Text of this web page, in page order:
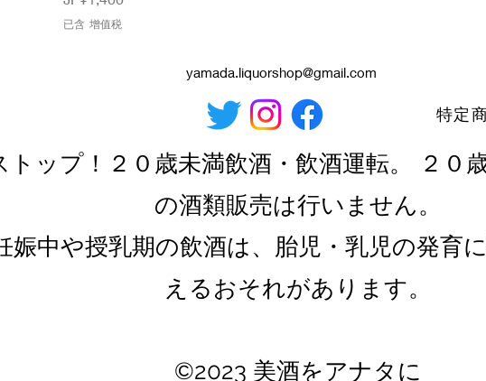
已含 增值税
yamada.liquorshop@gmail.com
特定
トップ！２０歳未満飲酒・飲酒運転。 ２０
の酒類販売は行いません。
娠中や授乳期の飲酒は、胎児・乳児の発育
えるおそれがあります。
©2023 美酒をアナタに